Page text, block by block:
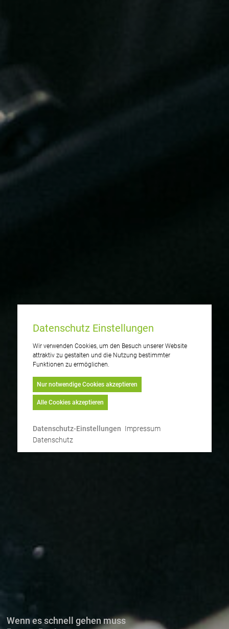
Wenn es schnell gehen muss
Datenschutz Einstellungen
Wir verwenden Cookies, um den Besuch unserer Website
attraktiv zu gestalten und die Nutzung bestimmter
Funktionen zu ermöglichen.
Nur notwendige Cookies akzeptieren
Alle Cookies akzeptieren
Datenschutz-Einstellungen Impressum
Datenschutz